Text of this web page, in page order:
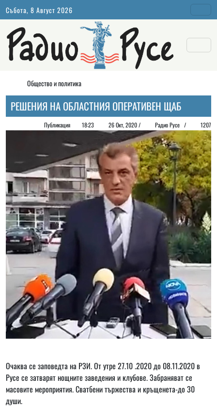
Събота, 8 Август 2026
Общество и политика
РЕШЕНИЯ НА ОБЛАСТНИЯ ОПЕРАТИВЕН ЩАБ
Публикация 18:23 26 Окт, 2020 / Радио Русе / 1207
Очаква се заповедта на РЗИ. От утре 27.10 .2020 до 08.11.2020 в
Русе се затварят нощните заведения и клубове. Забраняват се
масовите мероприятия. Сватбени тържества и кръщенета-до 30
души.